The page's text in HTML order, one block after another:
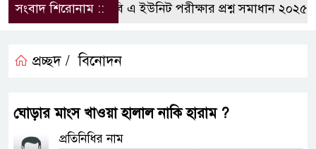
সংবাদ শিরোনাম ::রাবি এ ইউনিট পরীক্ষার প্রশ্ন সমাধান ২০২৫ |
প্রচ্ছদ / বিনোদন
ঘোড়ার মাংস খাওয়া হালাল নাকি হারাম ?
প্রতিনিধির নাম